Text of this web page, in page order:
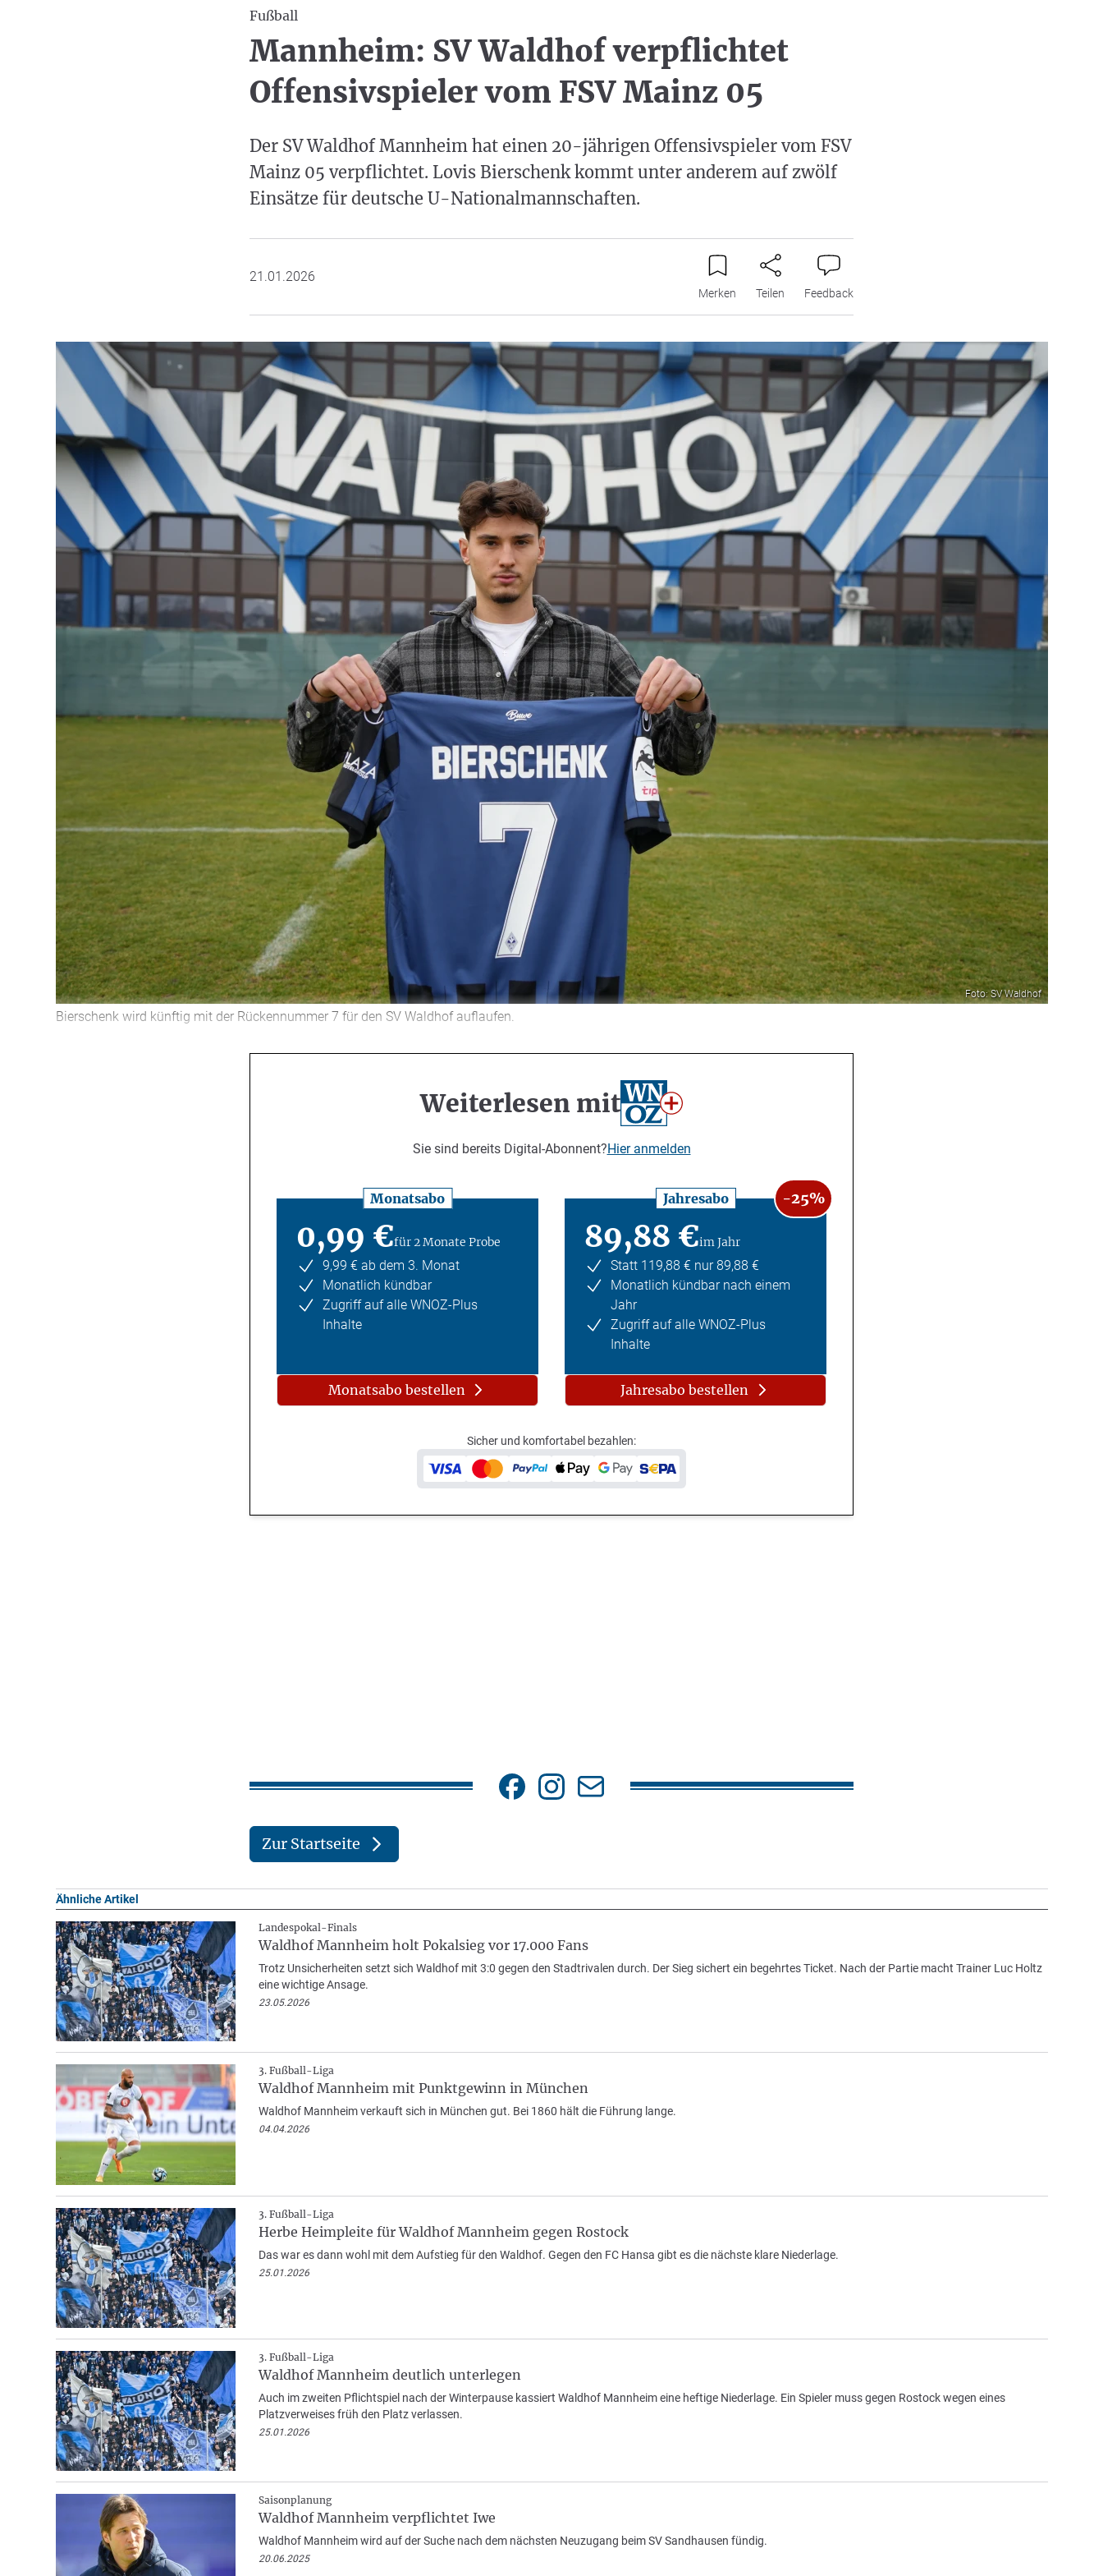
Fußball
Mannheim: SV Waldhof verpflichtet
Offensivspieler vom FSV Mainz 05
Der SV Waldhof Mannheim hat einen 20-jährigen Offensivspieler vom FSV
Mainz 05 verpflichtet. Lovis Bierschenk kommt unter anderem auf zwölf
Einsätze für deutsche U-Nationalmannschaften.
21.01.2026
Merken Teilen Feedback
Foto: SV Waldhof
Bierschenk wird künftig mit der Rückennummer 7 für den SV Waldhof auflaufen.
Weiterlesen mit
Sie sind bereits Digital-Abonnent?Hier anmelden
Monatsabo
0,99 €für 2 Monate Probe
9,99 € ab dem 3. Monat
Monatlich kündbar
Zugriff auf alle WNOZ-Plus
Inhalte
Monatsabo bestellen
Jahresabo -25%
89,88 €im Jahr
Statt 119,88 € nur 89,88 €
Monatlich kündbar nach einem
Jahr
Zugriff auf alle WNOZ-Plus
Inhalte
Jahresabo bestellen
Sicher und komfortabel bezahlen:
Zur Startseite
Ähnliche Artikel
Landespokal-Finals
Waldhof Mannheim holt Pokalsieg vor 17.000 Fans
Trotz Unsicherheiten setzt sich Waldhof mit 3:0 gegen den Stadtrivalen durch. Der Sieg sichert ein begehrtes Ticket. Nach der Partie macht Trainer Luc Holtz
eine wichtige Ansage.
23.05.2026
3. Fußball-Liga
Waldhof Mannheim mit Punktgewinn in München
Waldhof Mannheim verkauft sich in München gut. Bei 1860 hält die Führung lange.
04.04.2026
3. Fußball-Liga
Herbe Heimpleite für Waldhof Mannheim gegen Rostock
Das war es dann wohl mit dem Aufstieg für den Waldhof. Gegen den FC Hansa gibt es die nächste klare Niederlage.
25.01.2026
3. Fußball-Liga
Waldhof Mannheim deutlich unterlegen
Auch im zweiten Pflichtspiel nach der Winterpause kassiert Waldhof Mannheim eine heftige Niederlage. Ein Spieler muss gegen Rostock wegen eines
Platzverweises früh den Platz verlassen.
25.01.2026
Saisonplanung
Waldhof Mannheim verpflichtet Iwe
Waldhof Mannheim wird auf der Suche nach dem nächsten Neuzugang beim SV Sandhausen fündig.
20.06.2025